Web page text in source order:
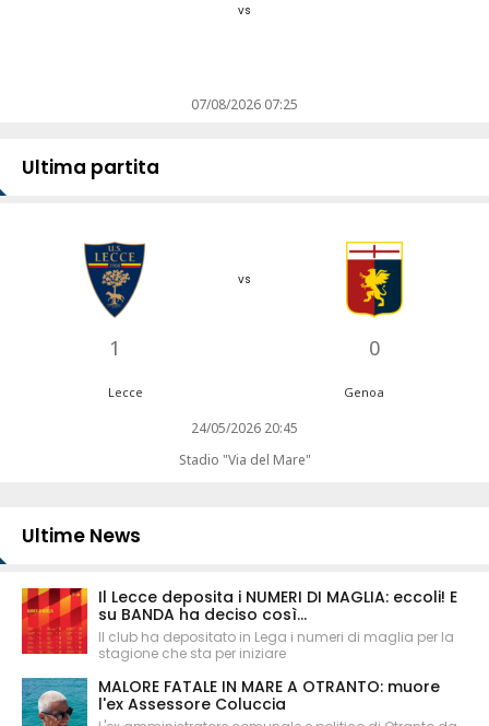
vs
07/08/2026 07:25
Ultima partita
1
vs
0
Lecce Genoa
24/05/2026 20:45
Stadio "Via del Mare"
Ultime News
Il Lecce deposita i NUMERI DI MAGLIA: eccoli! E
su BANDA ha deciso così...
Il club ha depositato in Lega i numeri di maglia per la
stagione che sta per iniziare
MALORE FATALE IN MARE A OTRANTO: muore
l'ex Assessore Coluccia